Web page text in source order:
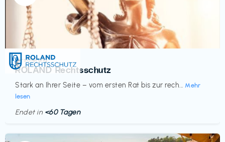
Versicherung
ROLAND Rechtsschutz
Stark an Ihrer Seite – vom ersten Rat bis zur rech... Mehr
lesen
€‎
Endet in <60 Tagen